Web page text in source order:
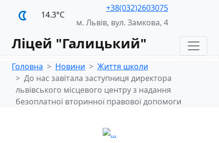
14.3°С
+38(032)2603075
м. Львів, вул. Замкова, 4
Ліцей "Галицький"
Головна Новини
Життя школи
До нас завітала заступниця директора
львівського місцевого центру з надання
безоплатної вторинної правової допомоги